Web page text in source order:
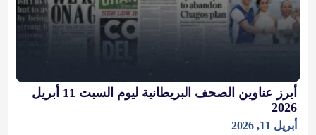
أبرز عناوين الصحف البريطانية ليوم السبت 11 أبريل
2026
أبريل 11, 2026